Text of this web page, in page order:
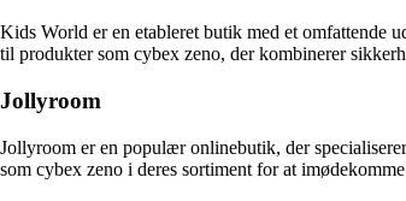
Kids World er en etableret butik med et omfattende
til produkter som cybex zeno, der kombinerer
Jollyroom
Jollyroom er en populær onlinebutik, der
som cybex zeno i deres sortiment for at